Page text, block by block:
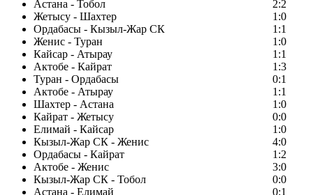
Астана - Тобол
2:2
Жетысу - Шахтер
1:0
Ордабасы - Кызыл-Жар СК
1:1
Женис - Туран
1:0
Кайсар - Атырау
1:1
Актобе - Кайрат
1:3
Туран - Ордабасы
0:1
Актобе - Атырау
1:1
Шахтер - Астана
1:0
Кайрат - Жетысу
0:0
Елимай - Кайсар
1:0
Кызыл-Жар СК - Женис
4:0
Ордабасы - Кайрат
1:2
Актобе - Женис
3:0
Кызыл-Жар СК - Тобол
0:0
Астана - Елимай
0:1